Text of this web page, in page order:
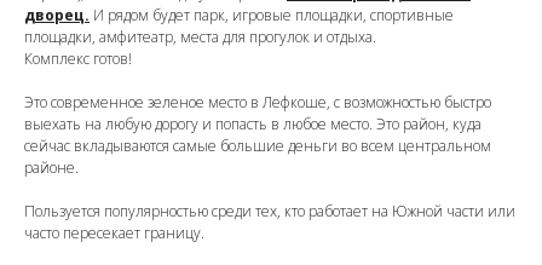
дворец. И рядом будет парк, игровые площадки, спортивные
площадки, амфитеатр, места для прогулок и отдыха.
Комплекс готов!
Это современное зеленое место в Лефкоше, с возможностью быстро
выехать на любую дорогу и попасть в любое место. Это район, куда
сейчас вкладываются самые большие деньги во всем центральном
районе.
Пользуется популярностью среди тех, кто работает на Южной части или
часто пересекает границу.